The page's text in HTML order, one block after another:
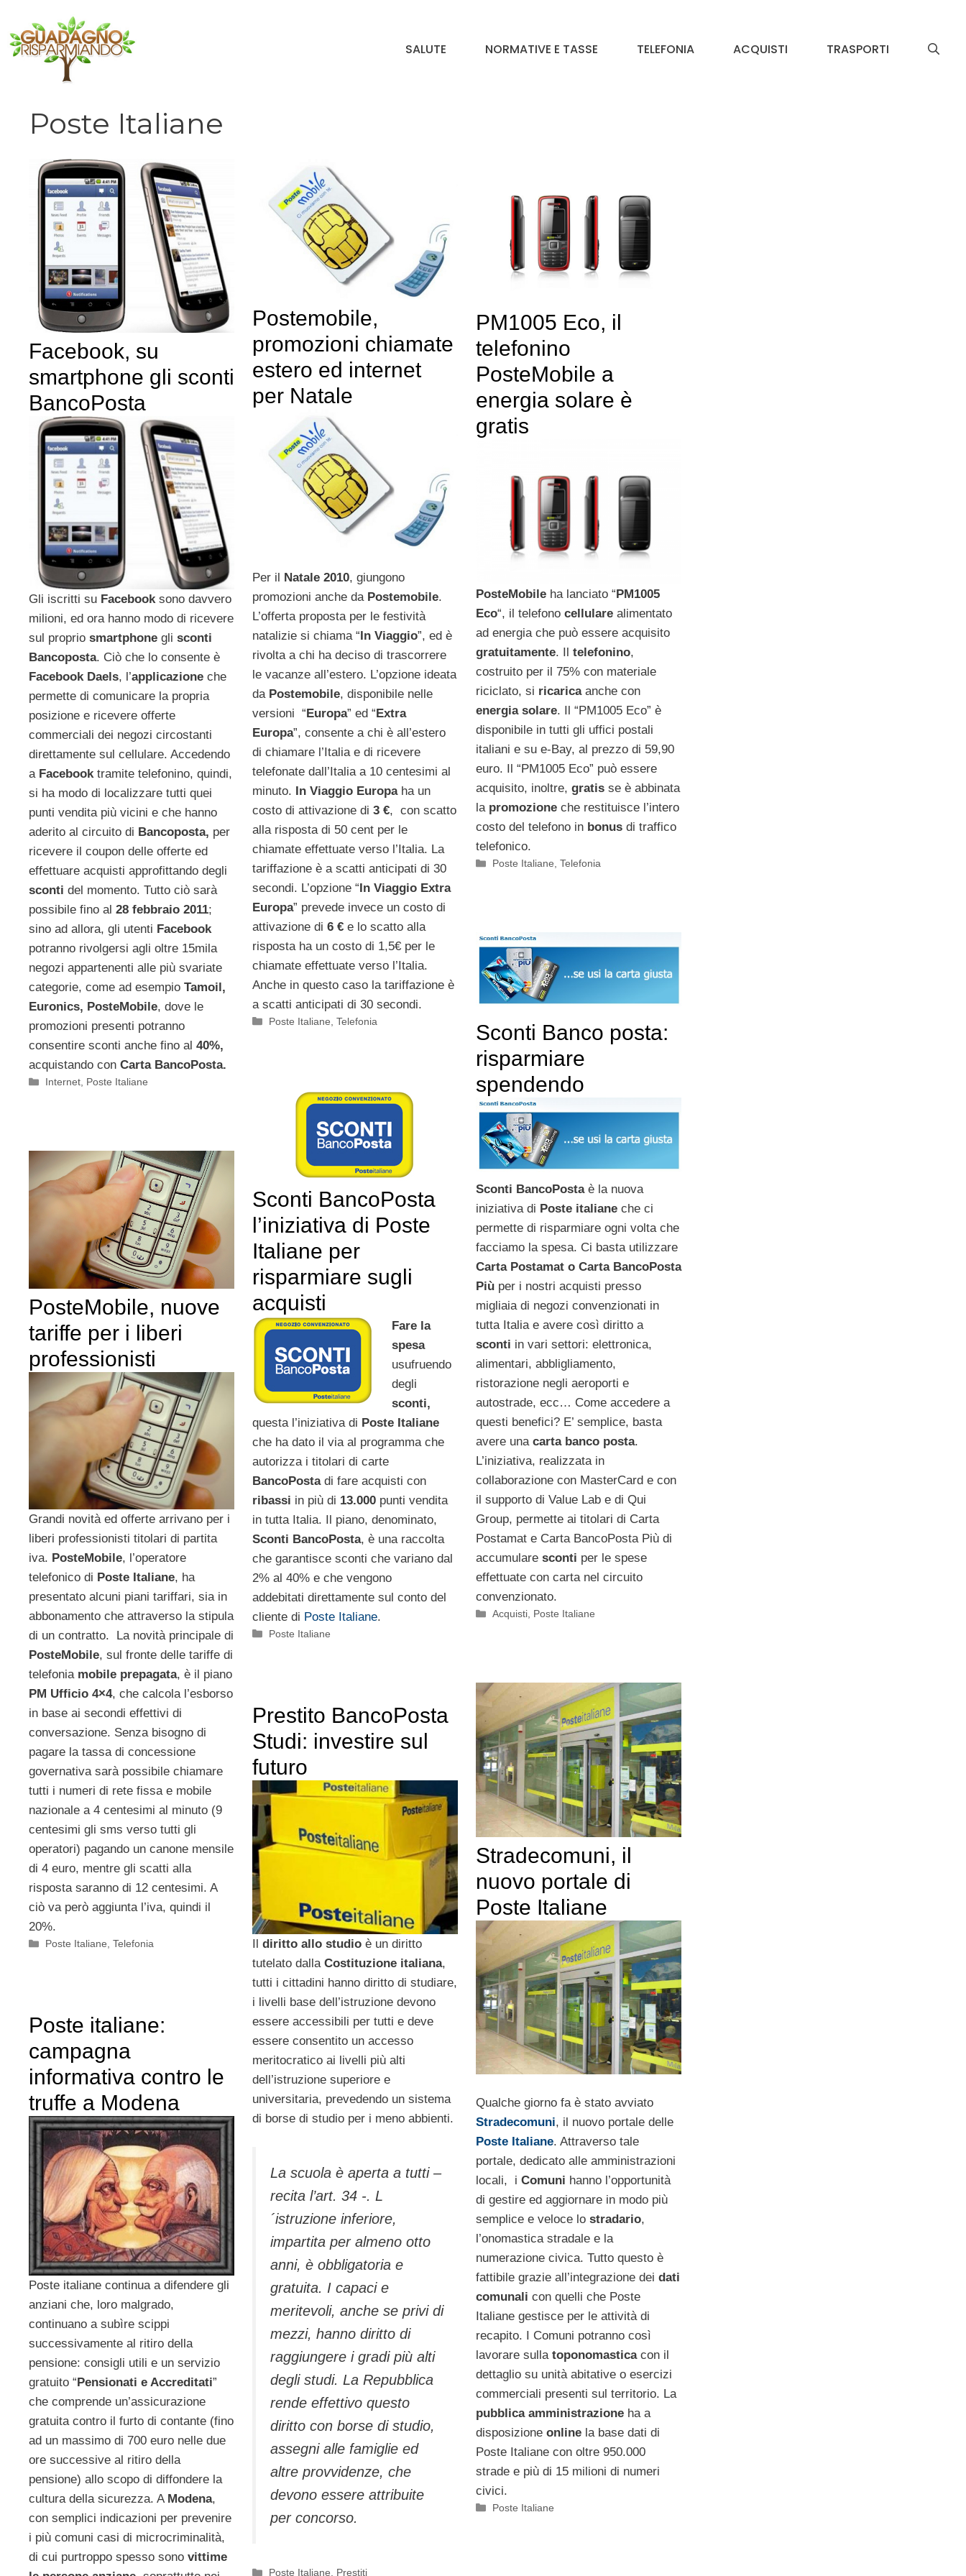
contenuto
SALUTE NORMATIVE E TASSE TELEFONIA ACQUISTI TRASPORTI
Poste Italiane
Facebook, su
smartphone gli sconti
BancoPosta
Gli iscritti su Facebooksono davvero
milioni, ed ora hanno modo di ricevere
sul proprio smartphone gli sconti
Bancoposta. Ciò che lo consente è
Facebook Daels, l’applicazione che
permette di comunicare la propria
posizione e ricevere offerte
commerciali dei negozi circostanti
direttamente sul cellulare. Accedendo
a Facebooktramite telefonino, quindi,
si ha modo di localizzare tutti quei
punti vendita più vicini e che hanno
aderito al circuito di Bancoposta, per
ricevere il coupon delle offerte ed
effettuare acquisti approfittando degli
sconti del momento. Tutto ciò sarà
possibile fino al 28 febbraio 2011;
sino ad allora, gli utenti Facebook
potranno rivolgersi agli oltre 15mila
negozi appartenenti alle più svariate
categorie, come ad esempio Tamoil,
Euronics, PosteMobile, dove le
promozioni presenti potranno
consentire sconti anche fino al 40%,
acquistando con Carta BancoPosta.
Categorie
Internet Poste Italiane
Postemobile,
promozioni chiamate
estero ed internet
per Natale
Per il Natale 2010, giungono
promozioni anche da Postemobile.
L’offerta proposta per le festività
natalizie si chiama “In Viaggio”, ed è
rivolta a chi ha deciso di trascorrere
le vacanze all’estero. L’opzione ideata
da Postemobile, disponibile nelle
versioni “Europa” ed “Extra
Europa”, consente a chi è all’estero
di chiamare l’Italia e di ricevere
telefonate dall’Italia a 10 centesimi al
minuto. In Viaggio Europaha un
costo di attivazione di 3 €, con scatto
alla risposta di 50 cent per le
chiamate effettuate verso l’Italia. La
tariffazione è a scatti anticipati di 30
secondi. L’opzione “In Viaggio Extra
Europa” prevede invece un costo di
attivazione di 6 €e lo scatto alla
risposta ha un costo di 1,5€ per le
chiamate effettuate verso l’Italia.
Anche in questo caso la tariffazione è
a scatti anticipati di 30 secondi.
Categorie
Poste Italiane ,Telefonia
PM1005 Eco, il
telefonino
PosteMobile a
energia solare è
gratis
PosteMobile ha lanciato “ PM1005
Eco“, il telefono cellulare alimentato
ad energia che può essere acquisito
gratuitamente. Il telefonino,
costruito per il 75% con materiale
riciclato, si ricarica anche con
energia solare. Il “PM1005 Eco” è
disponibile in tutti gli uffici postali
italiani e su e-Bay, al prezzo di 59,90
euro. Il “PM1005 Eco” può essere
acquisito, inoltre, gratis se è abbinata
la promozione che restituisce l’intero
costo del telefono in bonus di traffico
telefonico.
Categorie
Poste Italiane,Telefonia
Sconti Banco posta:
risparmiare
spendendo
Sconti BancoPostaè la nuova
iniziativa di Poste italianeche ci
permette di risparmiare ogni volta che
facciamo la spesa. Ci basta utilizzare
Carta Postamat o Carta BancoPosta
Piùper i nostri acquisti presso
migliaia di negozi convenzionati in
tutta Italia e avere così diritto a
sconti in vari settori: elettronica,
alimentari, abbligliamento,
ristorazione negli aeroporti e
autostrade, ecc… Come accedere a
questi benefici? E’ semplice, basta
avere una carta banco posta.
L’iniziativa, realizzata in
collaborazione con MasterCard e con
il supporto di Value Lab e di Qui
Group, permette ai titolari di Carta
Postamat e Carta BancoPosta Più di
accumulare sconti per le spese
effettuate con carta nel circuito
convenzionato.
Categorie
Acquisti, Poste Italiane
Sconti BancoPosta
l’iniziativa di Poste
Italiane per
risparmiare sugli
acquisti
Fare la
spesa
usufruendo
degli
sconti,
questa l’iniziativa di Poste Italiane
che ha dato il via al programma che
autorizza i titolari di carte
BancoPosta di fare acquisti con
ribassi in più di 13.000punti vendita
in tutta Italia. Il piano, denominato,
Sconti BancoPosta, è una raccolta
che garantisce sconti che variano dal
2% al 40% e che vengono
addebitati direttamente sul conto del
cliente di Poste Italiane.
Categorie
Poste Italiane
PosteMobile, nuove
tariffe per i liberi
professionisti
Grandi novità ed offerte arrivano per i
liberi professionisti titolari di partita
iva. PosteMobile, l’operatore
telefonico di Poste Italiane, ha
presentato alcuni piani tariffari, sia in
abbonamento che attraverso la stipula
di un contratto. La novità principale di
PosteMobile, sul fronte delle tariffe di
telefonia mobile prepagata, è il piano
PM Ufficio 4×4, che calcola l’esborso
in base ai secondi effettivi di
conversazione. Senza bisogno di
pagare la tassa di concessione
governativa sarà possibile chiamare
tutti i numeri di rete fissa e mobile
nazionale a 4 centesimi al minuto (9
centesimi gli sms verso tutti gli
operatori) pagando un canone mensile
di 4 euro, mentre gli scatti alla
risposta saranno di 12 centesimi. A
ciò va però aggiunta l’iva, quindi il
20%.
Categorie
Poste Italiane,Telefonia
Stradecomuni, il
nuovo portale di
Poste Italiane
Qualche giorno fa è stato avviato
Stradecomuni, il nuovo portale delle
Poste Italiane. Attraverso tale
portale, dedicato alle amministrazioni
locali, i Comuni hanno l’opportunità
di gestire ed aggiornare in modo più
semplice e veloce lo stradario,
l’onomastica stradale e la
numerazione civica. Tutto questo è
fattibile grazie all’integrazione dei dati
comunali con quelli che Poste
Italiane gestisce per le attività di
recapito. I Comuni potranno così
lavorare sulla toponomasticacon il
dettaglio su unità abitative o esercizi
commerciali presenti sul territorio. La
pubblica amministrazioneha a
disposizione onlinela base dati di
Poste Italiane con oltre 950.000
strade e più di 15 milioni di numeri
civici.
Categorie
Poste Italiane
Prestito BancoPosta
Studi: investire sul
futuro
diritto allo studioè un diritto
tutelato dalla Costituzione italiana,
tutti i cittadini hanno diritto di studiare,
i livelli base dell’istruzione devono
essere accessibili per tutti e deve
essere consentito un accesso
meritocratico ai livelli più alti
dell’istruzione superiore e
universitaria, prevedendo un sistema
di borse di studio per i meno abbienti.
La scuola è aperta a tutti –
recita l’art. 34 -. L
´istruzione inferiore,
impartita per almeno otto
anni, è obbligatoria e
gratuita. I capaci e
meritevoli, anche se privi di
mezzi, hanno diritto di
raggiungere i gradi più alti
degli studi. La Repubblica
rende effettivo questo
diritto con borse di studio,
assegni alle famiglie ed
altre provvidenze, che
devono essere attribuite
per concorso.
Categorie
Poste Italiane, Prestiti
Poste italiane:
campagna
informativa contro le
truffe a Modena
Poste italiane continua a difendere gli
anziani che, loro malgrado,
continuano a subìre scippi
successivamente al ritiro della
pensione: consigli utili e un servizio
gratuito “ Pensionati e Accreditati”
che comprende un’assicurazione
gratuita contro il furto di contante (fino
ad un massimo di 700 euro nelle due
ore successive al ritiro della
pensione) allo scopo di diffondere la
cultura della sicurezza. A Modena,
con semplici indicazioni per prevenire
i più comuni casi di microcriminalità,
di cui purtroppo spesso sono vittime